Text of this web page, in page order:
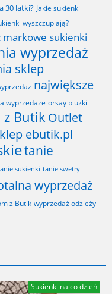
30 latki? Jakie sukienki
wyszczuplają?
markowe sukienki
wyprzedaż
sklep
największe
wyprzedaże orsay bluzki
z Butik Outlet
ebutik.pl
tanie
sukienki tanie swetry
wyprzedaż
z Butik wyprzedaż odzieży
Sukienki na co dzień